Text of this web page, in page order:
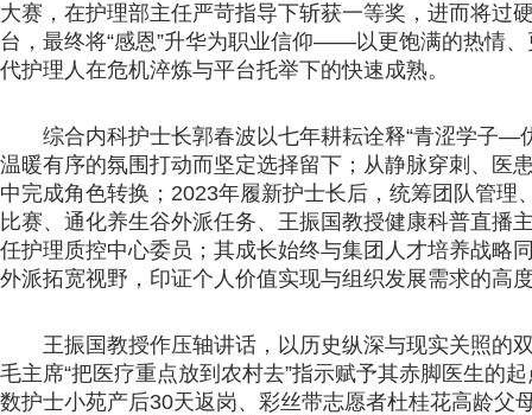
大赛，在护理部主任严苛指导下斩获一等奖，进而将过
台，最终将“感恩”升华为职业信仰——以更饱满的热情
代护理人在危机淬炼与平台托举下的快速成熟。
综合内科护士长郭春波以七年耕耘诠释“青涩学子—
温暖有序的氛围打动而坚定选择留下；从静脉穿刺、医
中完成角色转换；2023年履新护士长后，统筹团队管
比赛、通化养生谷外派任务、王振国教授健康科普直播
任护理质控中心委员；其成长始终与集团人才培养战
外派拓宽视野，印证个人价值实现与组织发展需求的高
王振国教授作压轴讲话，以历史纵深与现实关照
毛主席“把医疗重点放到农村去”指示赋予其赤脚医生
数护士小苑产后30天返岗、彩丝带志愿者杜桂花高龄父